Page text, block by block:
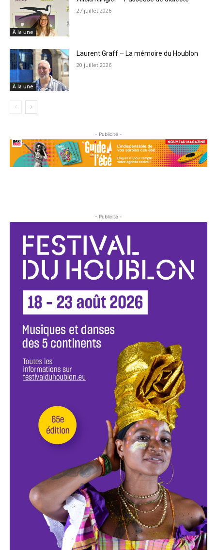
À la une
27 juillet 2026
À la une
Laurent Graff – La mémoire du Houblon
20 juillet 2026
- Publicité -
- Publicité -